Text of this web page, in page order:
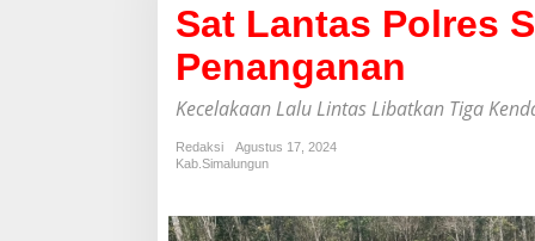
t
L
a
n
t
r
Sat Lantas Polres
Penanganan
Kecelakaan Lalu Lintas Libatkan Tiga
Redaksi
Agustus 17, 2024
Kab.simalungun